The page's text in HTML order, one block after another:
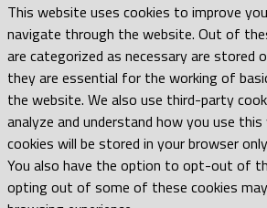
This website uses cookies to improve
navigate through the website. Out of
are categorized as necessary are stored
they are essential for the working of
the website. We also use third-party
analyze and understand how you use
cookies will be stored in your browser
You also have the option to opt-out of
opting out of some of these cookies